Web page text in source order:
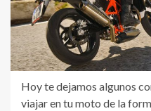
Hoy te dejamos algunos
viajar en tu moto de la